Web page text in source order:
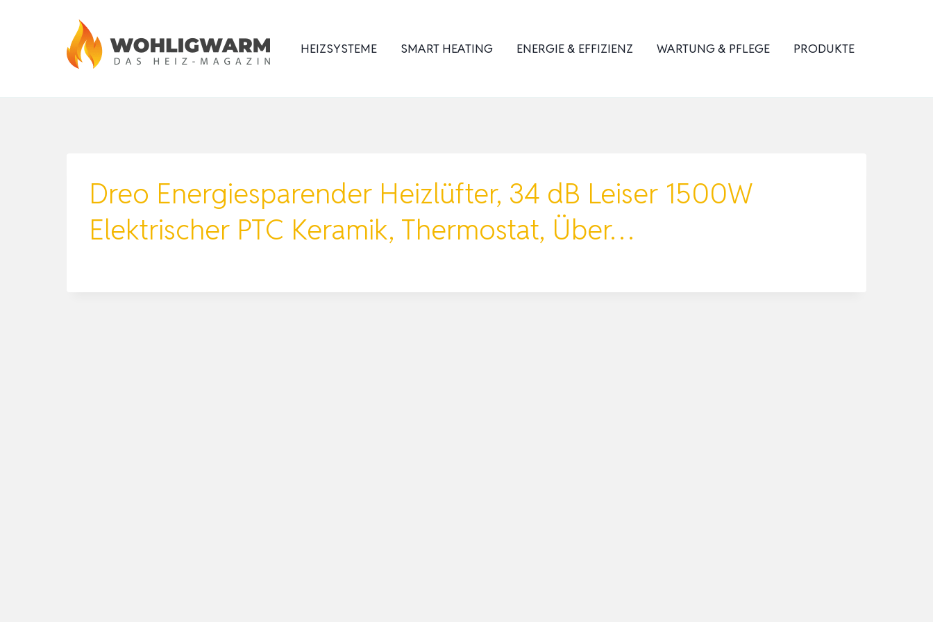
HEIZSYSTEME SMART HEATING ENERGIE & EFFIZIENZ WARTUNG & PFLEGE PRODUKTE
Dreo Energiesparender Heizlüfter, 34 dB Leiser 1500W
Elektrischer PTC Keramik, Thermostat, Über…